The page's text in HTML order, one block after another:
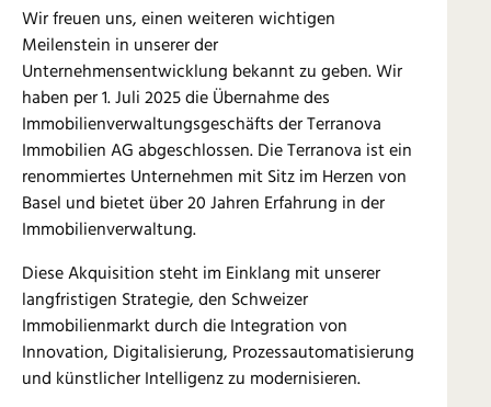
Wir freuen uns, einen weiteren wichtigen
Meilenstein in unserer der
Unternehmensentwicklung bekannt zu geben. Wir
haben per 1. Juli 2025 die Übernahme des
Immobilienverwaltungsgeschäfts der Terranova
Immobilien AG abgeschlossen. Die Terranova ist ein
renommiertes Unternehmen mit Sitz im Herzen von
Basel und bietet über 20 Jahren Erfahrung in der
Immobilienverwaltung.
Diese Akquisition steht im Einklang mit unserer
langfristigen Strategie, den Schweizer
Immobilienmarkt durch die Integration von
Innovation, Digitalisierung, Prozessautomatisierung
und künstlicher Intelligenz zu modernisieren.